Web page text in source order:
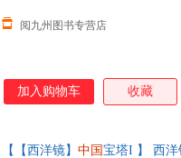
阅九州图书专营店
加入购物车 收藏
【【西洋镜】 中国 宝塔I 】 西